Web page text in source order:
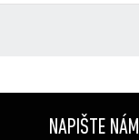
NAPIŠTE NÁM